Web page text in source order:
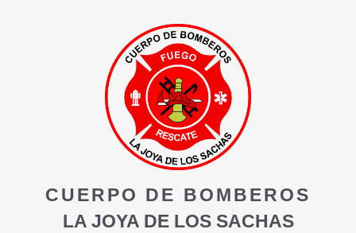
CUERPO DE BOMBEROS
LA JOYA DE LOS SACHAS